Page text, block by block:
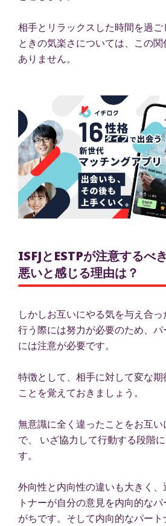
相手とリラックスした時間を過
ときの気楽さについては、この
ありません。
ISFJとESTPが注意するべ
悪いと感じる理由は？
しかしお互いにやる気を与え合
行う際には努力が必要のため、
には注意が必要です。
特徴として、相手に対して変な期
ことを覚えておきましょう。
無意識に全く違ったことをお互
で、 いざ協力して行動する段階
す。
外向性と内向性の違いも大きく
トナーが自分の意見を内向的な
がちです。そして内向的なパー